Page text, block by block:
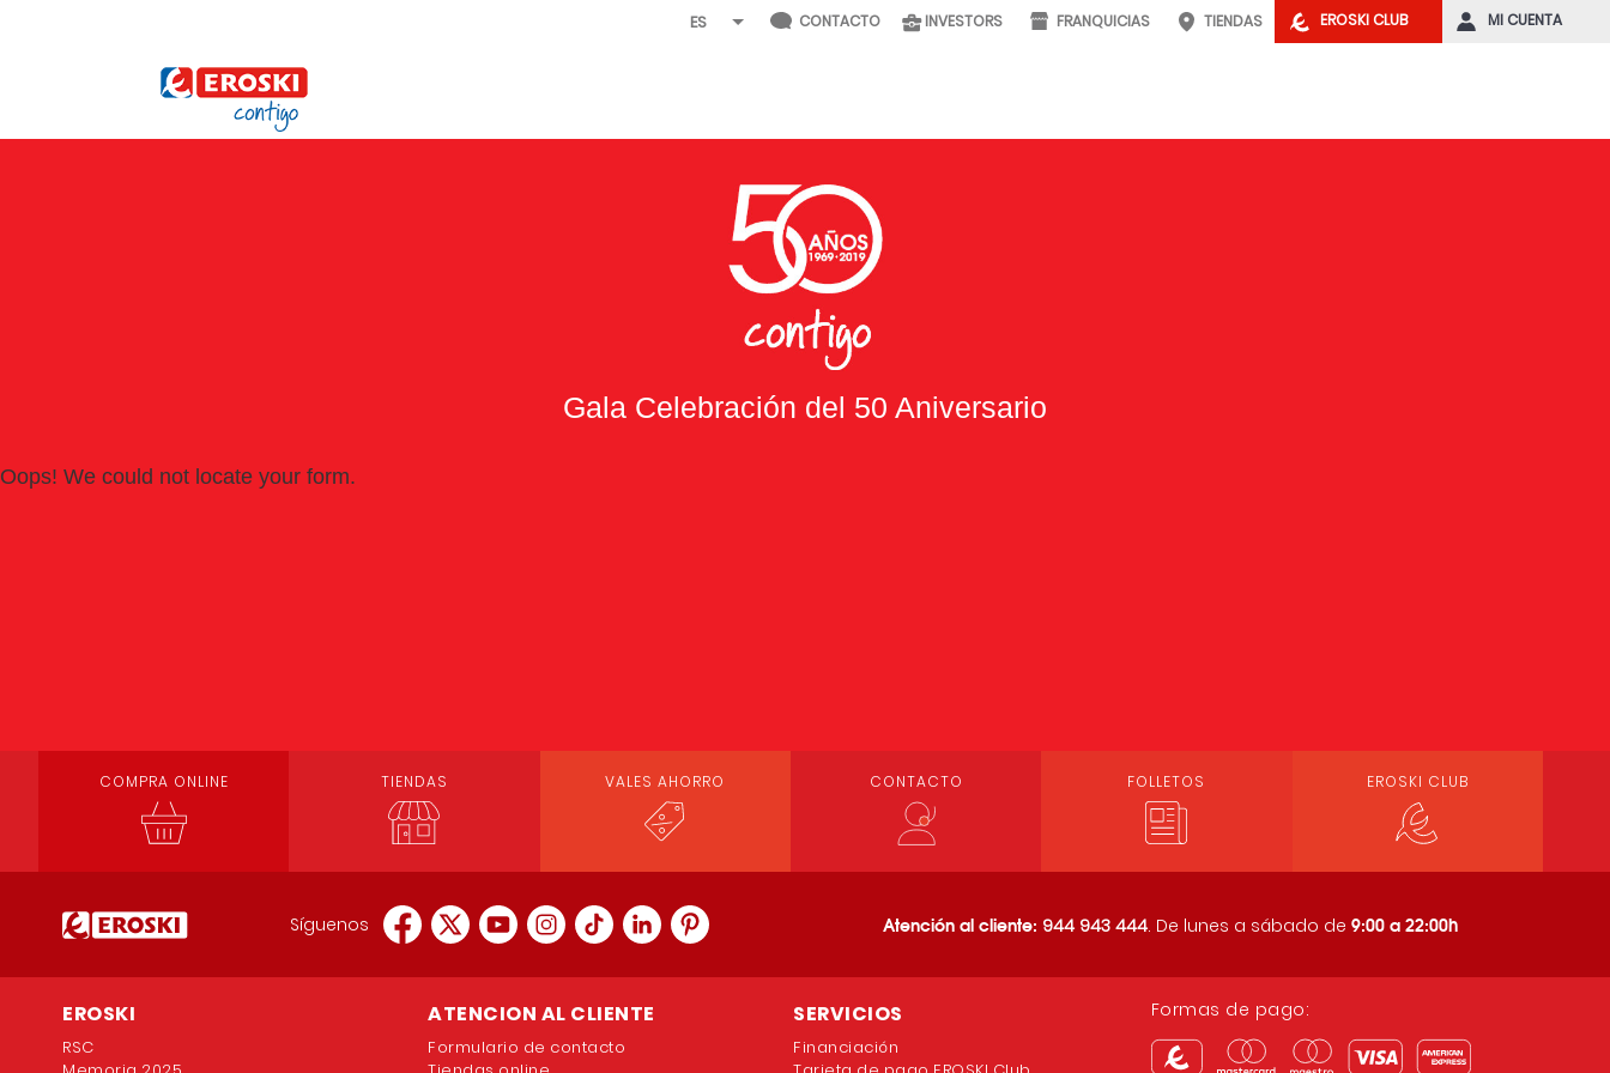
EROSKI CLUB MI CUENTA
CONTACTO INVESTORS FRANQUICIAS TIENDAS
Gala Celebración del 50 Aniversario
Oops! We could not locate your form.
COMPRA ONLINE TIENDAS VALES AHORRO CONTACTO FOLLETOS EROSKI CLUB
Síguenos Atención al cliente: 944 943 444. De lunes a sábado de 9:00 a 22:00h
EROSKI
RSC
ATENCION AL CLIENTE
Formulario de contacto
SERVICIOS
Financiación
Formas de pago: